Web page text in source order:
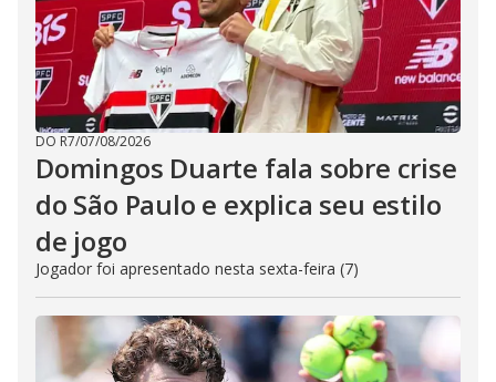
DO R7/07/08/2026
Domingos Duarte fala sobre crise
do São Paulo e explica seu estilo
de jogo
Jogador foi apresentado nesta sexta-feira (7)